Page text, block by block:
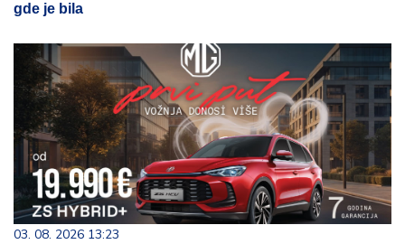
gde je bila
03. 08. 2026 13:23